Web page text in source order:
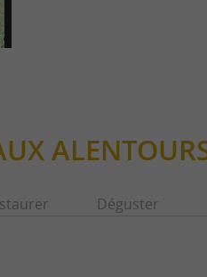
Déguster